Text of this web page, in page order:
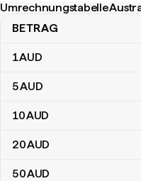
Umrechnungstabelle
Umrechnungstabelle
BETRAG
1AUD
5AUD
10AUD
20AUD
50AUD